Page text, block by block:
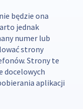
będzie ona
jednak
numer lub
strony
Strony te
docelowych
aplikacji